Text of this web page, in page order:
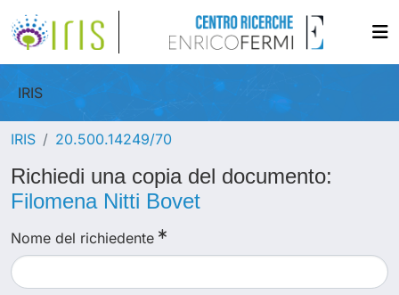
IRIS
IRIS 20.500.14249/70
Richiedi una copia del documento:
Filomena Nitti Bovet
Nome del richiedente